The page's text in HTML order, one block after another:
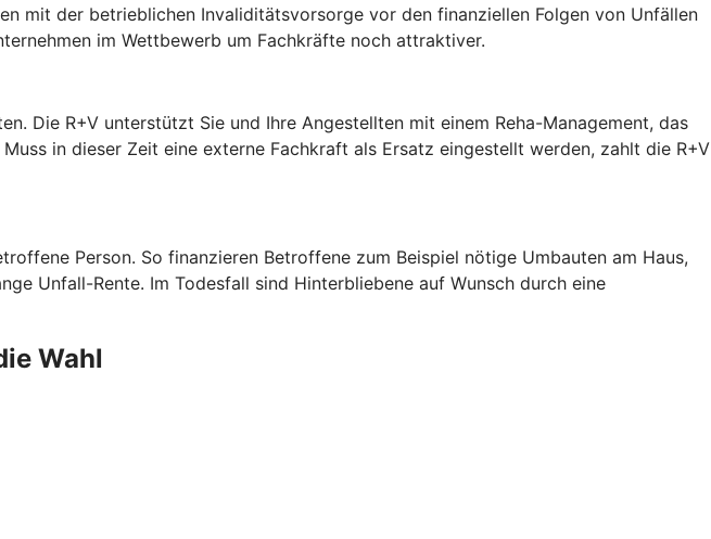
mit der betrieblichen Invaliditätsvorsorge vor den finanziellen Folgen von Unfällen
im Wettbewerb um Fachkräfte noch attraktiver.
Die R+V unterstützt Sie und Ihre Angestellten mit einem Reha-Management, das
in dieser Zeit eine externe Fachkraft als Ersatz eingestellt werden, zahlt die R+V
Person. So finanzieren Betroffene zum Beispiel nötige Umbauten am Haus,
Unfall-Rente. Im Todesfall sind Hinterbliebene auf Wunsch durch eine
Wahl